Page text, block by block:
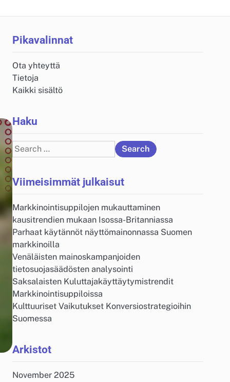
Pikavalinnat
Ota yhteyttä
Tietoja
Kaikki sisältö
Haku
Search
for:
Viimeisimmät julkaisut
Markkinointisuppilojen mukauttaminen
kausitrendien mukaan Isossa-Britanniassa
Parhaat käytännöt näyttömainonnassa Suomen
markkinoilla
Venäläisten mainoskampanjoiden
tietosuojasäädösten analysointi
Saksalaisten Kuluttajakäyttäytymistrendit
Markkinointisuppiloissa
Kulttuuriset Vaikutukset Konversiostrategioihin
Suomessa
Arkistot
November 2025